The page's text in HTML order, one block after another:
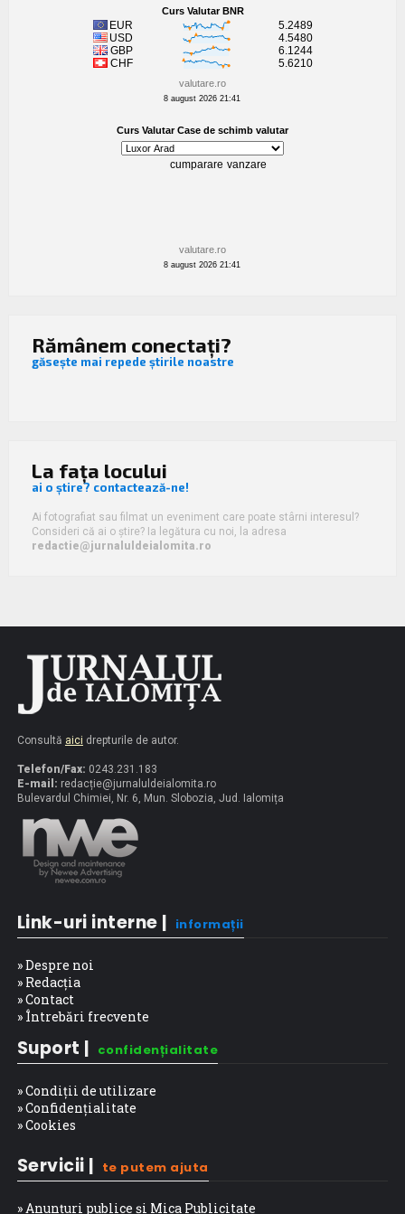
valutare.ro
8 august 2026 21:41
valutare.ro
8 august 2026 21:41
Rămânem conectați?
găsește mai repede știrile noastre
La fața locului
ai o știre? contactează-ne!
Ai fotografiat sau filmat un eveniment care poate stârni interesul?
Consideri că ai o știre? Ia legătura cu noi, la adresa
redactie@jurnaluldeialomita.ro
Consultă aici drepturile de autor.
Telefon/Fax: 0243.231.183
E-mail: redacție@jurnaluldeialomita.ro
Bulevardul Chimiei, Nr. 6, Mun. Slobozia, Jud. Ialomița
Link-uri interne | informații
» Despre noi
» Redacția
» Contact
» Întrebări frecvente
Suport | confidențialitate
» Condiții de utilizare
» Confidențialitate
» Cookies
Servicii | te putem ajuta
» Anunțuri publice și Mica Publicitate